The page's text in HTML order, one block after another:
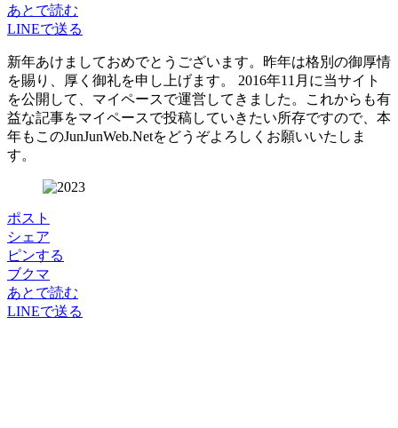
あとで読む
LINEで送る
新年あけましておめでとうございます。昨年は格別の御厚情
を賜り、厚く御礼を申し上げます。 2016年11月に当サイト
を公開して、マイペースで運営してきました。これからも有
益な記事をマイペースで投稿していきたい所存ですので、本
年もこのJunJunWeb.Netをどうぞよろしくお願いいたしま
す。
ポスト
シェア
ピンする
ブクマ
あとで読む
LINEで送る